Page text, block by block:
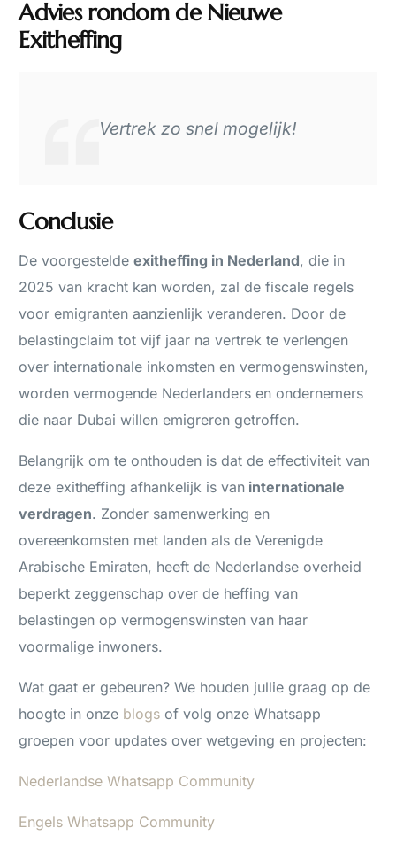
Advies rondom de Nieuwe
Exitheffing
Vertrek zo snel mogelijk!
Conclusie
De voorgesteldeexitheffing in Nederland, die in
2025 van kracht kan worden, zal de fiscale regels
voor emigranten aanzienlijk veranderen. Door de
belastingclaim tot vijf jaar na vertrek te verlengen
over internationale inkomsten en vermogenswinsten,
worden vermogende Nederlanders en ondernemers
die naar Dubai willen emigreren getroffen.
Belangrijk om te onthouden is dat de effectiviteit van
deze exitheffing afhankelijk is van internationale
verdragen. Zonder samenwerking en
overeenkomsten met landen als de Verenigde
Arabische Emiraten, heeft de Nederlandse overheid
beperkt zeggenschap over de heffing van
belastingen op vermogenswinsten van haar
voormalige inwoners.
Wat gaat er gebeuren? We houden jullie graag op de
hoogte in onze blogs of volg onze Whatsapp
groepen voor updates over wetgeving en projecten:
Nederlandse Whatsapp Community
Engels Whatsapp Community